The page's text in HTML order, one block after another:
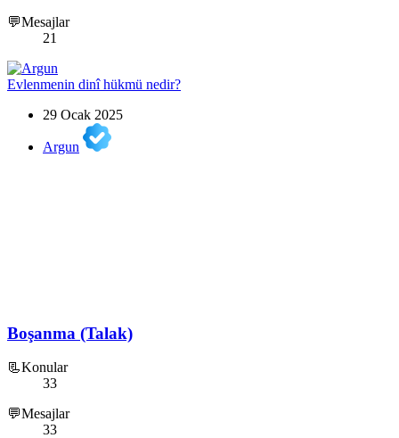
💬Mesajlar
21
Evlenmenin dinî hükmü nedir?
29 Ocak 2025
Argun
Boşanma (Talak)
📃Konular
33
💬Mesajlar
33